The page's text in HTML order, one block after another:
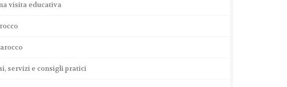
visita educativa
servizi e consigli pratici